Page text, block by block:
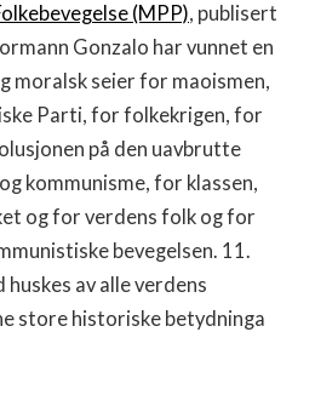
(MPP), publisert
Gonzalo har vunnet en
seier for maoismen,
Parti, for folkekrigen, for
på den uavbrutte
kommunisme, for klassen,
og for verdens folk og for
bevegelsen. 11.
av alle verdens
store historiske betydninga